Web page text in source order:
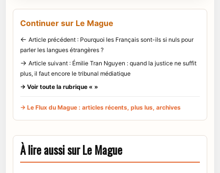
Continuer sur Le Mague
← Article précédent : Pourquoi les Français sont-ils si nuls pour
parler les langues étrangères ?
→ Article suivant : Émilie Tran Nguyen : quand la justice ne suffit
plus, il faut encore le tribunal médiatique
→ Voir toute la rubrique « »
→ Le Flux du Mague : articles récents, plus lus, archives
À lire aussi sur Le Mague